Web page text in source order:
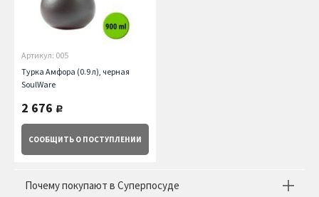
Артикул: 005
Турка Амфора (0.9 л), черная
SoulWare
2 676 руб.
СООБЩИТЬ О ПОСТУПЛЕНИИ
Почему покупают в Суперпосуде